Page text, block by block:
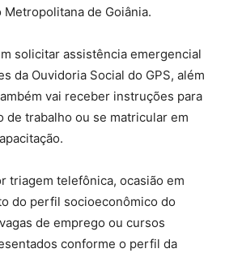
de Goiânia.
solicitar assistência emergencial
da Ouvidoria Social do GPS, além
vai receber instruções para
de trabalho ou se matricular em
triagem telefônica, ocasião em
do perfil socioeconômico do
de emprego ou cursos
conforme o perfil da